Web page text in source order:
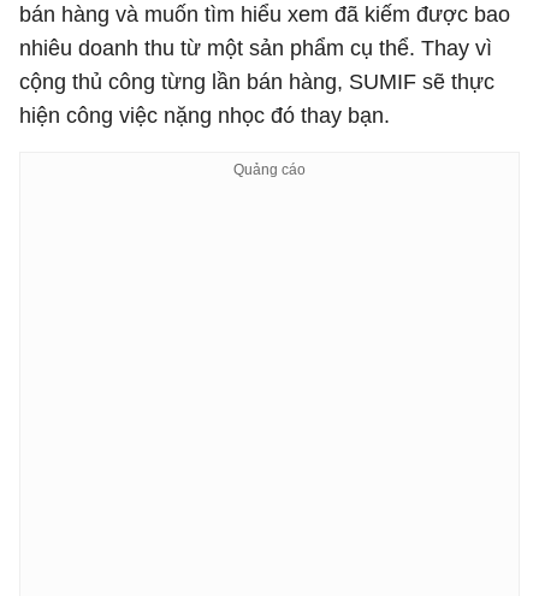
bán hàng và muốn tìm hiểu xem đã kiếm được bao
nhiêu doanh thu từ một sản phẩm cụ thể. Thay vì
cộng thủ công từng lần bán hàng, SUMIF sẽ thực
hiện công việc nặng nhọc đó thay bạn.